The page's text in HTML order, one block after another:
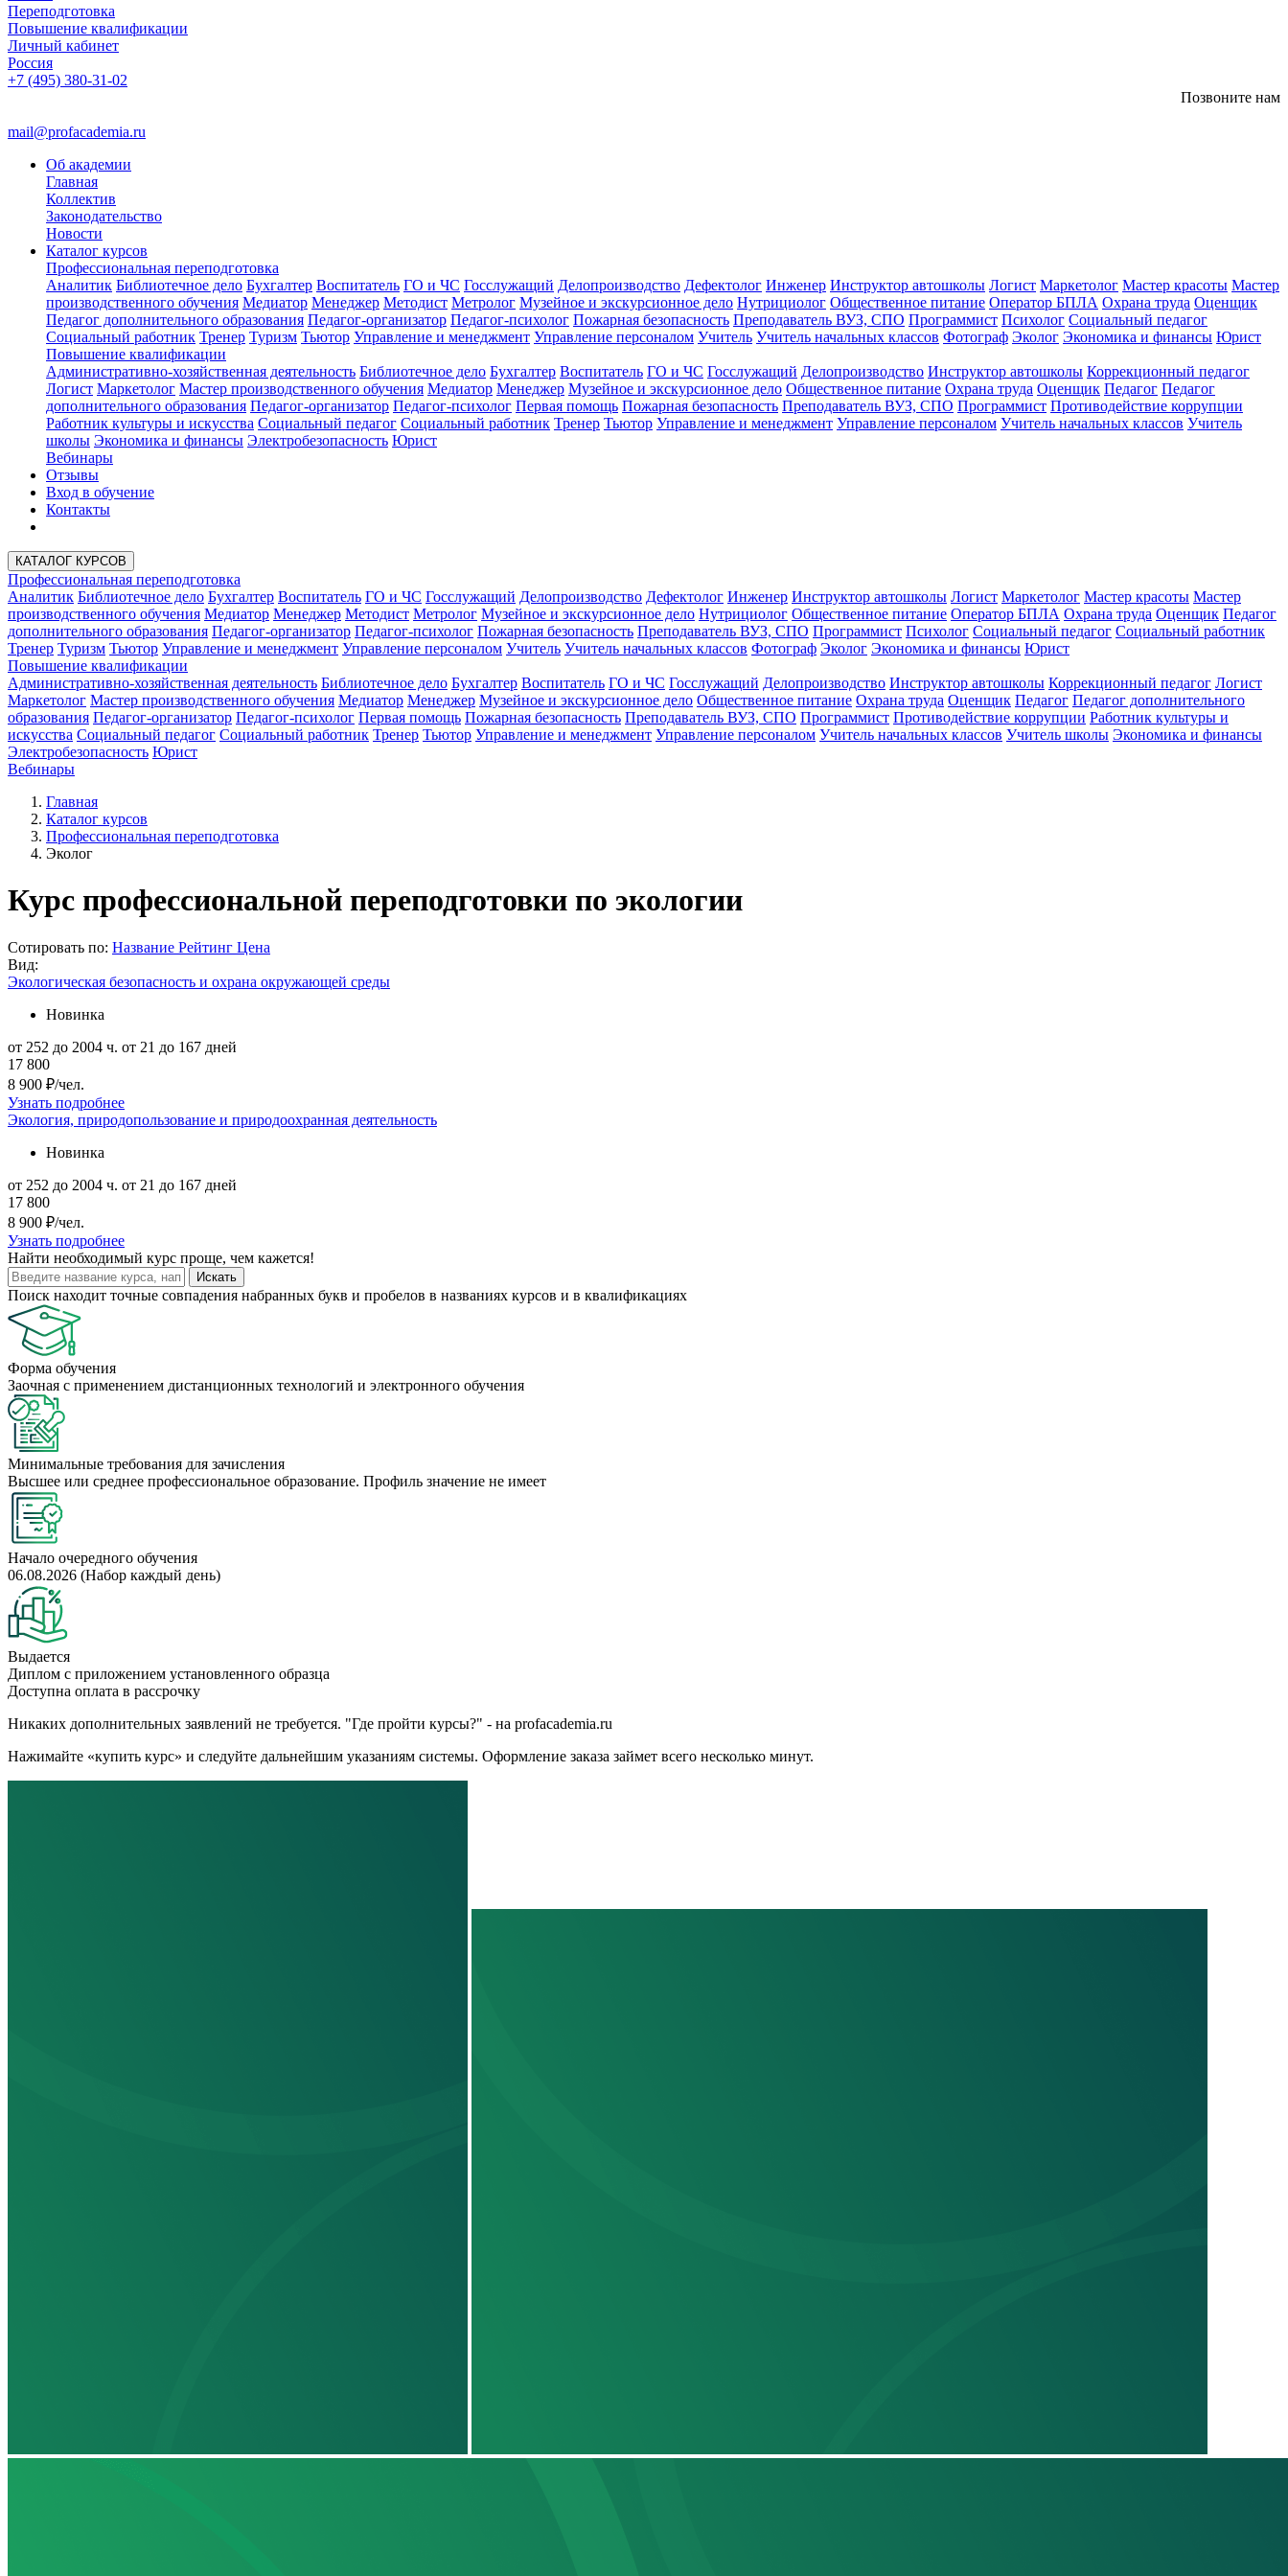
Переподготовка
Повышение квалификации
Личный кабинет
Россия
+7 (495) 380-31-02
Позвоните нам
mail@profacademia.ru
Об академии
Главная
Коллектив
Законодательство
Новости
Каталог курсов
Профессиональная переподготовка
Аналитик Библиотечное дело Бухгалтер Воспитатель ГО и ЧС Госслужащий Делопроизводство Дефектолог Инженер Инструктор автошколы Логист Маркетолог Мастер красоты Мастер
производственного обучения Медиатор Менеджер Методист Метролог Музейное и экскурсионное дело Нутрициолог Общественное питание Оператор БПЛА Охрана труда Оценщик
Педагог дополнительного образования Педагог-организатор Педагог-психолог Пожарная безопасность Преподаватель ВУЗ, СПО Программист Психолог Социальный педагог
Социальный работник Тренер Туризм Тьютор Управление и менеджмент Управление персоналом Учитель Учитель начальных классов Фотограф Эколог Экономика и финансы Юрист
Повышение квалификации
Административно-хозяйственная деятельность Библиотечное дело Бухгалтер Воспитатель ГО и ЧС Госслужащий Делопроизводство Инструктор автошколы Коррекционный педагог
Логист Маркетолог Мастер производственного обучения Медиатор Менеджер Музейное и экскурсионное дело Общественное питание Охрана труда Оценщик Педагог Педагог
дополнительного образования Педагог-организатор Педагог-психолог Первая помощь Пожарная безопасность Преподаватель ВУЗ, СПО Программист Противодействие коррупции
Работник культуры и искусства Социальный педагог Социальный работник Тренер Тьютор Управление и менеджмент Управление персоналом Учитель начальных классов Учитель
школы Экономика и финансы Электробезопасность Юрист
Вебинары
Отзывы
Вход в обучение
Контакты
КАТАЛОГ КУРСОВ
Профессиональная переподготовка
Аналитик Библиотечное дело Бухгалтер Воспитатель ГО и ЧС Госслужащий Делопроизводство Дефектолог Инженер Инструктор автошколы Логист Маркетолог Мастер красоты Мастер
производственного обучения Медиатор Менеджер Методист Метролог Музейное и экскурсионное дело Нутрициолог Общественное питание Оператор БПЛА Охрана труда Оценщик Педагог
дополнительного образования Педагог-организатор Педагог-психолог Пожарная безопасность Преподаватель ВУЗ, СПО Программист Психолог Социальный педагог Социальный работник
Тренер Туризм Тьютор Управление и менеджмент Управление персоналом Учитель Учитель начальных классов Фотограф Эколог Экономика и финансы Юрист
Повышение квалификации
Административно-хозяйственная деятельность Библиотечное дело Бухгалтер Воспитатель ГО и ЧС Госслужащий Делопроизводство Инструктор автошколы Коррекционный педагог Логист
Маркетолог Мастер производственного обучения Медиатор Менеджер Музейное и экскурсионное дело Общественное питание Охрана труда Оценщик Педагог Педагог дополнительного
образования Педагог-организатор Педагог-психолог Первая помощь Пожарная безопасность Преподаватель ВУЗ, СПО Программист Противодействие коррупции Работник культуры и
искусства Социальный педагог Социальный работник Тренер Тьютор Управление и менеджмент Управление персоналом Учитель начальных классов Учитель школы Экономика и финансы
Электробезопасность Юрист
Вебинары
Главная
Каталог курсов
Профессиональная переподготовка
Эколог
Курс профессиональной переподготовки по экологии
Сотировать по: Название Рейтинг Цена
Вид:
Экологическая безопасность и охрана окружающей среды
Новинка
от 252 до 2004 ч. от 21 до 167 дней
17 800
8 900 ₽/чел.
Узнать подробнее
Экология, природопользование и природоохранная деятельность
Новинка
от 252 до 2004 ч. от 21 до 167 дней
17 800
8 900 ₽/чел.
Узнать подробнее
Найти необходимый курс проще, чем кажется!
Искать
Поиск находит точные совпадения набранных букв и пробелов в названиях курсов и в квалификациях
Форма обучения
Заочная с применением дистанционных технологий и электронного обучения
Минимальные требования для зачисления
Высшее или среднее профессиональное образование. Профиль значение не имеет
Начало очередного обучения
06.08.2026 (Набор каждый день)
Выдается
Диплом с приложением установленного образца
Доступна оплата в рассрочку
Никаких дополнительных заявлений не требуется. "Где пройти курсы?" - на profacademia.ru
Нажимайте «купить курс» и следуйте дальнейшим указаниям системы. Оформление заказа займет всего несколько минут.